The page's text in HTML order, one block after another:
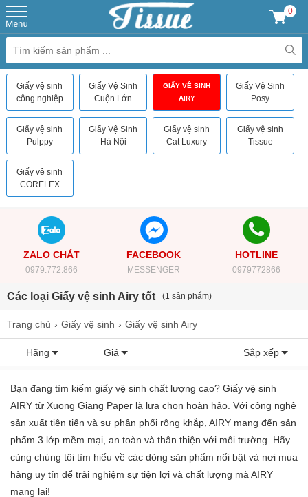
0
Giấy vệ sinh
công nghiệp
Giấy Vệ Sinh
Cuộn Lớn
GIẤY VỆ SINH
AIRY
Giấy Vệ Sinh
Posy
Giấy vệ sinh
Pulppy
Giấy Vệ Sinh
Hà Nội
Giấy vệ sinh
Cat Luxury
Giấy vệ sinh
Tissue
Giấy vệ sinh
CORELEX
ZALO CHÁT
0979.772.866
FACEBOOK
MESSENGER
HOTLINE
0979772866
Các loại Giấy vệ sinh Airy tốt (1 sản phẩm)
Trang chủ Giấy vệ sinh Giấy vệ sinh Airy
Hãng Giá Sắp xếp
Bạn đang tìm kiếm giấy vệ sinh chất lượng cao? Giấy vệ sinh
AIRY từ Xuong Giang Paper là lựa chọn hoàn hảo. Với công nghệ
sản xuất tiên tiến và sự phân phối rộng khắp, AIRY mang đến sản
phẩm 3 lớp mềm mại, an toàn và thân thiện với môi trường. Hãy
cùng chúng tôi tìm hiểu về các dòng sản phẩm nổi bật và nơi mua
hàng uy tín để trải nghiệm sự tiện lợi và chất lượng mà AIRY
mang lại!